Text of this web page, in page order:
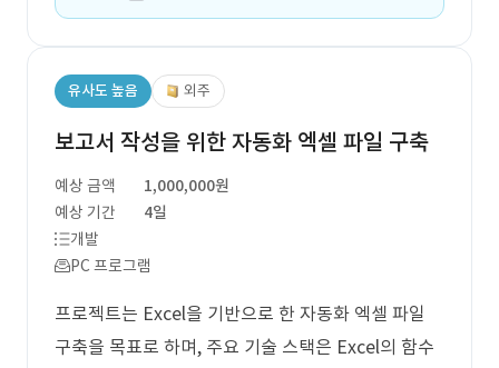
유사도 높음 외주
보고서 작성을 위한 자동화 엑셀 파일 구축
예상 금액
1,000,000원
예상 기간
4일
개발
PC 프로그램
프로젝트는 Excel을 기반으로 한 자동화 엑셀 파일
구축을 목표로 하며, 주요 기술 스택은 Excel의 함수